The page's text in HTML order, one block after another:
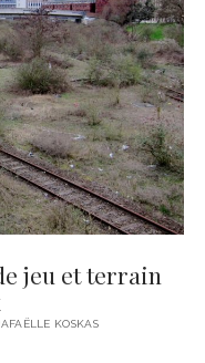
jeu et terrain
KOSKAS